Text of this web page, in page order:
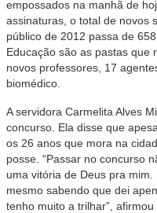
empossados na manhã de
assinaturas, o total de novos
público de 2012 passa de
Educação são as pastas que
novos professores, 17
biomédico.
A servidora Carmelita Alves
concurso. Ela disse que
os 26 anos que mora na
posse. “Passar no concurso
uma vitória de Deus pra
mesmo sabendo que dei
tenho muito a trilhar”, afirmou